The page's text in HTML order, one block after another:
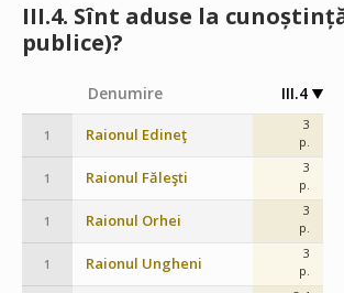
III.4. Sînt aduse la
publice)?
Denumire III.4
1 Raionul Edineţ
3
p.
1 Raionul Făleşti
3
p.
1 Raionul Orhei
3
p.
1 Raionul Ungheni
3
p.